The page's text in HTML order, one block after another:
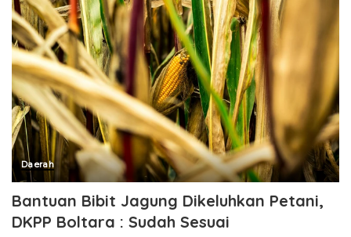
Daerah
Bantuan Bibit Jagung Dikeluhkan Petani,
DKPP Boltara : Sudah Sesuai